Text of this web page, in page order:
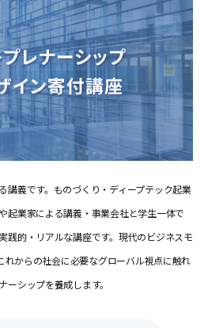
講義です。ものづくり・ディープテック起業
起業家による講義・事業会社と学生一体で
践的・リアルな講座です。現代のビジネスモ
れからの社会に必要なグローバル視点に触れ
シップを養成します。